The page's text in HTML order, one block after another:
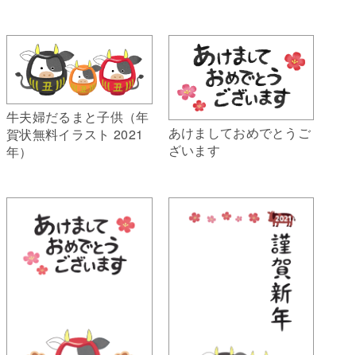
牛夫婦だるまと子供（年
賀状無料イラスト 2021
年）
あけましておめでとうご
ざいます